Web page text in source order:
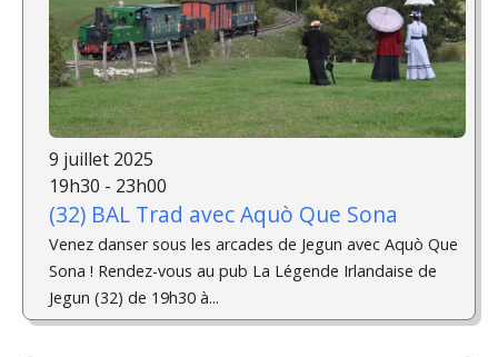
9 juillet 2025
19h30 - 23h00
(32) BAL Trad avec Aquò Que Sona
Venez danser sous les arcades de Jegun avec Aquò Que
Sona ! Rendez-vous au pub La Légende Irlandaise de
Jegun (32) de 19h30 à...